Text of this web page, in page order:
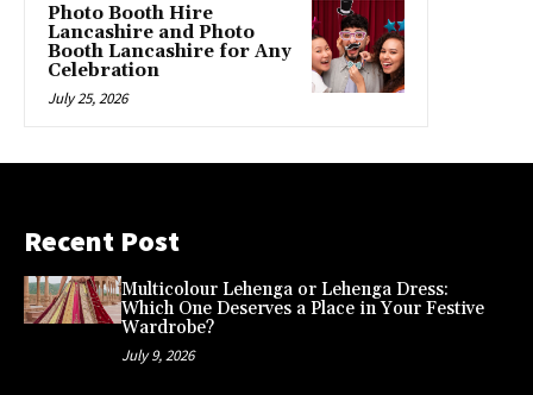
Photo Booth Hire
Lancashire and Photo
Booth Lancashire for Any
Celebration
July 25, 2026
Recent Post
Multicolour Lehenga or Lehenga Dress:
Which One Deserves a Place in Your Festive
Wardrobe?
July 9, 2026